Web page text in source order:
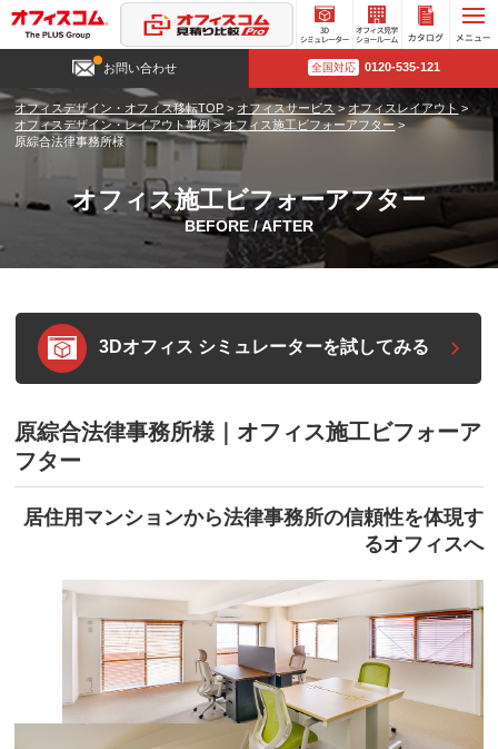
3D
シミュ
レータ
ー
オフィ
ス見学
ショー
ルーム
お問い合わせ 全国対応 0120-535-121
オフィスデザイン・オフィス移転TOP > オフィスサービス>オフィスレイアウト >
オフィスデザイン・レイアウト事例>オフィス施工ビフォーアフター>
原綜合法律事務所様
オフィス施工ビフォーアフター
BEFORE / AFTER
3Dオフィス シミュレーターを試してみる
原綜合法律事務所様｜オフィス施工ビフォーア
フター
居住用マンションから法律事務所の信頼性を体現す
るオフィスへ